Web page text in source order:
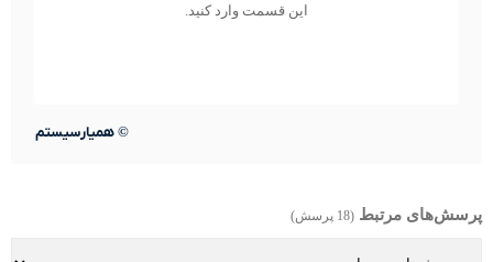
این قسمت وارد کنید.
© همیارسیستم
پرسش‌های مرتبط (18 پرسش)